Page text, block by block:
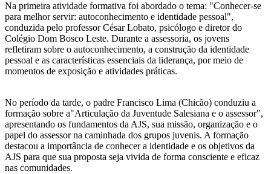
Na primeira atividade formativa foi abordado o tema: "Conhecer-se
para melhor servir: autoconhecimento e identidade pessoal",
conduzida pelo professor César Lobato, psicólogo e diretor do
Colégio Dom Bosco Leste. Durante a assessoria, os jovens
refletiram sobre o autoconhecimento, a construção da identidade
pessoal e as características essenciais da liderança, por meio de
momentos de exposição e atividades práticas.
No período da tarde, o padre Francisco Lima (Chicão) conduziu a
formação sobre a"Articulação da Juventude Salesiana e o assessor",
apresentando os fundamentos da AJS, sua missão, organização e o
papel do assessor na caminhada dos grupos juvenis. A formação
destacou a importância de conhecer a identidade e os objetivos da
AJS para que sua proposta seja vivida de forma consciente e eficaz
nas comunidades.